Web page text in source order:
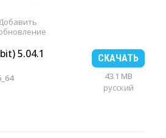
5.04.1 СКАЧАТЬ
43.1 MB
русский